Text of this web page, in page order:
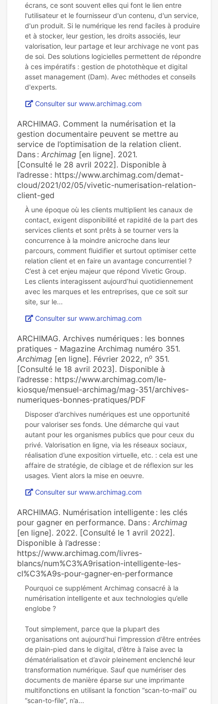
écrans, ce sont souvent elles qui font le lien entre
l'utilisateur et le fournisseur d'un contenu, d'un service,
d'un produit. Si le numérique les rend faciles à produire
et à stocker, leur gestion, les droits associés, leur
valorisation, leur partage et leur archivage ne vont pas
de soi. Des solutions logicielles permettent de répondre
à ces impératifs : gestion de photothèque et digital
asset management (Dam). Avec méthodes et conseils
Consulter sur www.archimag.com
ARCHIMAG. Comment la numérisation et la
gestion documentaire peuvent se mettre au
service de l’optimisation de la relation client.
Dans : Archimag [en ligne]. 2021.
[Consulté le 28 avril 2022]. Disponible à
l’adresse : https://www.archimag.com/demat-
cloud/2021/02/05/vivetic-numerisation-relation-
client-ged
À une époque où les clients multiplient les canaux de
contact, exigent disponibilité et rapidité de la part des
services clients et sont prêts à se tourner vers la
concurrence à la moindre anicroche dans leur
parcours, comment fluidifier et surtout optimiser cette
relation client et en faire un avantage concurrentiel ?
C’est à cet enjeu majeur que répond Vivetic Group.
Les clients interagissent aujourd’hui quotidiennement
avec les marques et les entreprises, que ce soit sur
Consulter sur www.archimag.com
ARCHIMAG. Archives numériques : les bonnes
pratiques - Magazine Archimag numéro 351.
Archimag [en ligne]. Février 2022, no 351.
[Consulté le 18 avril 2023]. Disponible à
l’adresse : https://www.archimag.com/le-
kiosque/mensuel-archimag/mag-351/archives-
numeriques-bonnes-pratiques/PDF
Disposer d’archives numériques est une opportunité
pour valoriser ses fonds. Une démarche qui vaut
autant pour les organismes publics que pour ceux du
privé. Valorisation en ligne, via les réseaux sociaux,
réalisation d’une exposition virtuelle, etc. : cela est une
affaire de stratégie, de ciblage et de réflexion sur les
Consulter sur www.archimag.com
ARCHIMAG. Numérisation intelligente : les clés
pour gagner en performance. Dans : Archimag
[en ligne]. 2022. [Consulté le 1 avril 2022].
Disponible à l’adresse :
https://www.archimag.com/livres-
blancs/num%C3%A9risation-intelligente-les-
cl%C3%A9s-pour-gagner-en-performance
Pourquoi ce supplément Archimag consacré à la
numérisation intelligente et aux technologies qu’elle
englobe ?
Tout simplement, parce que la plupart des
organisations ont aujourd’hui l’impression d’être entrées
de plain-pied dans le digital, d’être à l’aise avec la
dématérialisation et d’avoir pleinement enclenché leur
transformation numérique. Sauf que numériser des
documents de manière éparse sur une imprimante
multifonctions en utilisant la fonction “scan-to-mail” ou